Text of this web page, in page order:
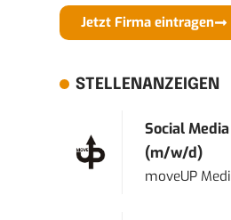
Jetzt Firma eintragen
STELLENANZEIGEN
Social
(m/w/d)
moveUP